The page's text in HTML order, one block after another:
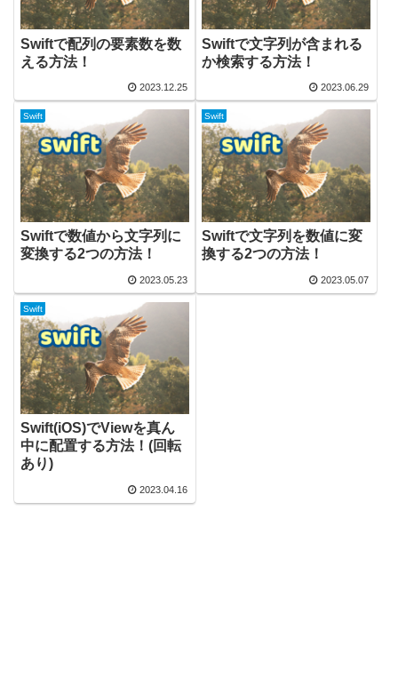
Swiftで配列の要素数を数
える方法！
2023.12.25
Swiftで文字列が含まれる
か検索する方法！
2023.06.29
Swift
Swiftで数値から文字列に
変換する2つの方法！
2023.05.23
Swift
Swiftで文字列を数値に変
換する2つの方法！
2023.05.07
Swift
Swift(iOS)でViewを真ん
中に配置する方法！(回転
あり)
2023.04.16